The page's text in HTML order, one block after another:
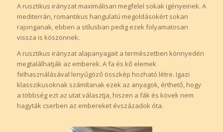
A rusztikus irányzat maximálisan megfelel sokak igényeinek. A
mediterrán, romantikus hangulatú megoldásokért sokan
rajonganak, ebben a stílusban pedig ezek folyamatosan
vissza is köszönnek.
A rusztikus irányzat alapanyagait a természetben könnyedén
megtalálhatják az emberek. A fa és kő elemek
felhasználásával lenyűgöző összkép hozható létre. Igazi
klasszikusoknak számítanak ezek az anyagok, érthető, hogy
a többség ezt az utat választja, hiszen a fák és kövek nem
hagyták cserben az embereket évszázadok óta.